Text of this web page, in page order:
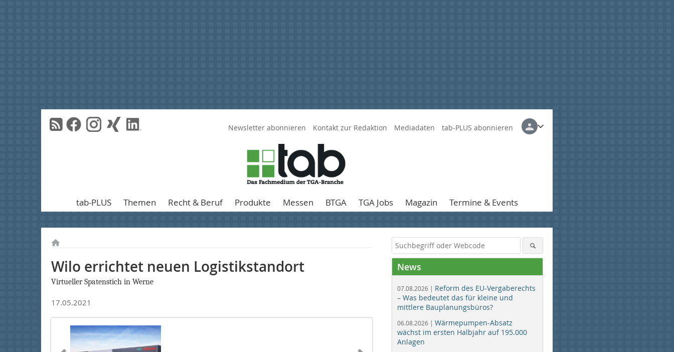
Newsletter abonnieren Kontakt zur Redaktion Mediadaten tab-PLUS abonnieren
tab-PLUS Themen Recht & Beruf Produkte Messen BTGA TGA Jobs Magazin Termine & Events
Wilo errichtet neuen Logistikstandort
Virtueller Spatenstich in Werne
17.05.2021
News
07.08.2026 | Reform des EU-Vergaberechts
– Was bedeutet das für kleine und
mittlere Bauplanungsbüros?
06.08.2026 | Wärmepumpen-Absatz
wächst im ersten Halbjahr auf 195.000
Anlagen